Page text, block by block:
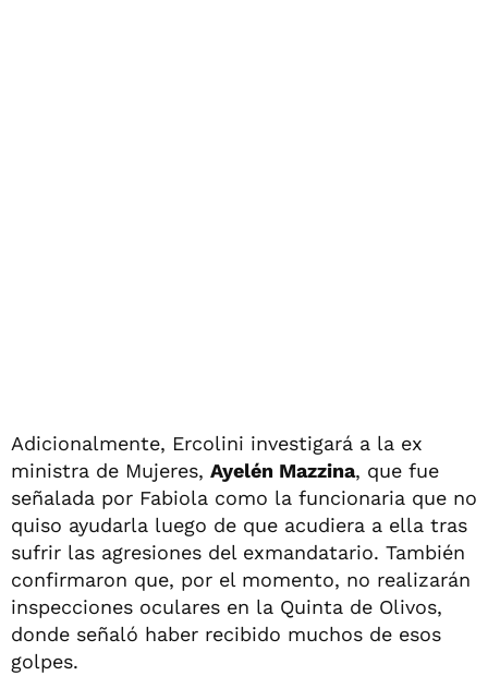
Adicionalmente, Ercolini investigará a la ex
ministra de Mujeres, Ayelén Mazzina, que fue
señalada por Fabiola como la funcionaria que no
quiso ayudarla luego de que acudiera a ella tras
sufrir las agresiones del exmandatario. También
confirmaron que, por el momento, no realizarán
inspecciones oculares en la Quinta de Olivos,
donde señaló haber recibido muchos de esos
golpes.